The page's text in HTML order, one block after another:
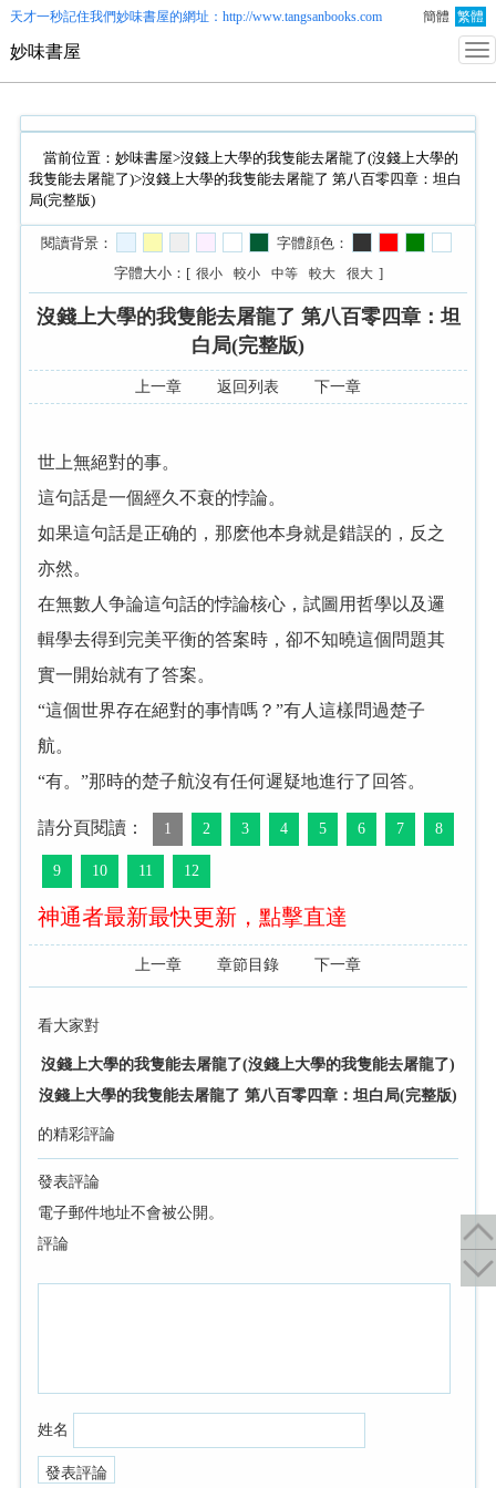
天才一秒記住我們妙味書屋的網址：http://www.tangsanbooks.com 簡體 繁體
妙味書屋
當前位置： 妙味書屋>沒錢上大學的我隻能去屠龍了(沒錢上大學的
我隻能去屠龍了)>沒錢上大學的我隻能去屠龍了 第八百零四章：坦白
局(完整版)
閱讀背景：
字體顔色：
字體大小：[ 很小 較小 中等 較大 很大 ]
沒錢上大學的我隻能去屠龍了 第八百零四章：坦
白局(完整版)
上一章 返回列表 下一章
世上無絕對的事。
這句話是一個經久不衰的悖論。
如果這句話是正确的，那麽他本身就是錯誤的，反之
亦然。
在無數人争論這句話的悖論核心，試圖用哲學以及邏
輯學去得到完美平衡的答案時，卻不知曉這個問題其
實一開始就有了答案。
“這個世界存在絕對的事情嗎？”有人這樣問過楚子
航。
“有。”那時的楚子航沒有任何遲疑地進行了回答。
請分頁閱讀： 1 2 3 4 5 6 7 8
9 10 11 12
神通者最新最快更新，點擊直達
上一章 章節目錄 下一章
看大家對
沒錢上大學的我隻能去屠龍了(沒錢上大學的我隻能去屠龍了)
沒錢上大學的我隻能去屠龍了 第八百零四章：坦白局(完整版)
的精彩評論
發表評論
電子郵件地址不會被公開。
評論
姓名